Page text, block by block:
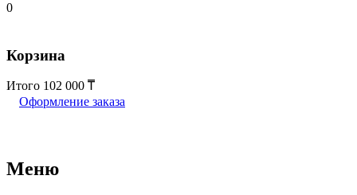
0
Корзина
Итого 102 000
Оформление заказа
Меню